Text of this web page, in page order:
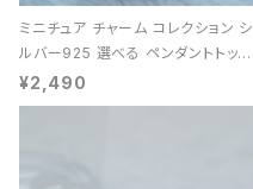
ミニチュア チャーム コレクション シ
ルバー925 選べる ペンダントトップ
レディース ユニセックス
¥2,490